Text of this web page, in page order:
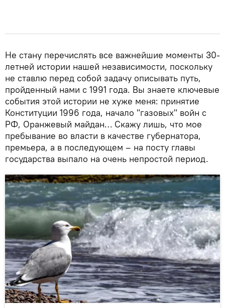
Не стану перечислять все важнейшие моменты 30-
летней истории нашей независимости, поскольку
не ставлю перед собой задачу описывать путь,
пройденный нами с 1991 года. Вы знаете ключевые
события этой истории не хуже меня: принятие
Конституции 1996 года, начало "газовых" войн с
РФ, Оранжевый майдан… Скажу лишь, что мое
пребывание во власти в качестве губернатора,
премьера, а в последующем – на посту главы
государства выпало на очень непростой период.